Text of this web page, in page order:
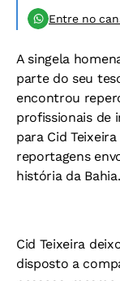
Entre no
A singela
parte do seu
encontrou
profissionais de
para Cid
reportagens
história da Bahia.
Cid Teixeira
disposto a